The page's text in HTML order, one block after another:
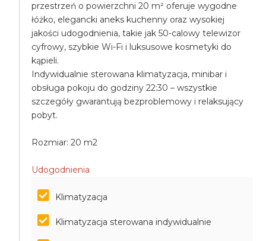
przestrzeń o powierzchni 20 m² oferuje wygodne
łóżko, elegancki aneks kuchenny oraz wysokiej
jakości udogodnienia, takie jak 50-calowy telewizor
cyfrowy, szybkie Wi-Fi i luksusowe kosmetyki do
kąpieli.
Indywidualnie sterowana klimatyzacja, minibar i
obsługa pokoju do godziny 22:30 – wszystkie
szczegóły gwarantują bezproblemowy i relaksujący
pobyt.
Rozmiar: 20 m2
Udogodnienia
Klimatyzacja
Klimatyzacja sterowana indywidualnie